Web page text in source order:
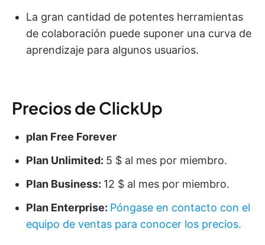
La gran cantidad de potentes herramientas
de colaboración puede suponer una curva de
aprendizaje para algunos usuarios.
Precios de ClickUp
plan Free Forever
Plan Unlimited: 5 $ al mes por miembro.
Plan Business: 12 $ al mes por miembro.
Plan Enterprise: Póngase en contacto con el
equipo de ventas para conocer los precios.